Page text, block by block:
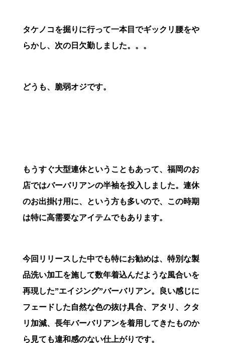
タケノコを掘りに行って一本目でギックリ腰をや
らかし、次の日欠勤しました。。。
どうも、脆弱オジです。
もうすぐ大型連休ということもあって、福岡のお
店ではバーバリアンの半袖を投入しました。連休
のお出掛け用に、という方も多いので、この時期
は特に高需要なアイテムでもあります。
今回リリースした中でも特にお勧めは、特別な製
品洗い加工を施して数年着込んだような風合いを
再現した”エイジング”バーバリアン。良い感じに
フェードした自然な色の抜け具合、アタリ、クタ
リ加減、長年バーバリアンを着用してきたものか
ら見ても違和感のない仕上がりです。